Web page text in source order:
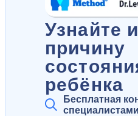
Узнайте
причину
ребёнка
Бесплатная